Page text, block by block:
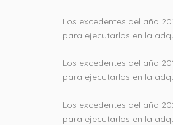
Los excedentes del año
para ejecutarlos en la
Los excedentes del año
para ejecutarlos en la
Los excedentes del año
para ejecutarlos en la